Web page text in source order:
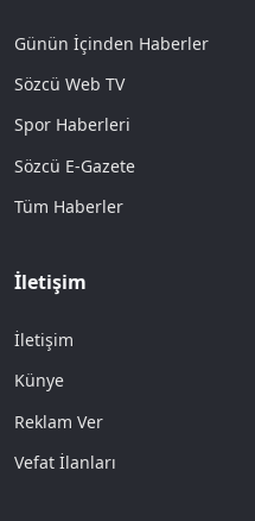
Günün İçinden Haberler
Sözcü Web TV
Spor Haberleri
Sözcü E-Gazete
Tüm Haberler
İletişim
İletişim
Künye
Reklam Ver
Vefat İlanları